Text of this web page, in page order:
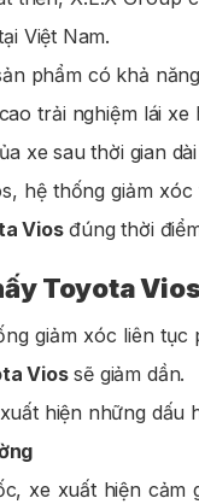
Việt Nam.
phẩm có khả
trải nghiệm lái
xe sau thời gian
hệ thống giảm
Viosđúng thời
Toyota
giảm xóc liên
Viossẽ giảm dần.
hiện những
xe xuất hiện